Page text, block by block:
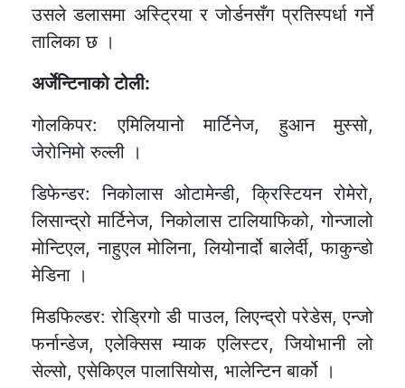
उसले डलासमा अस्ट्रिया र जोर्डनसँग प्रतिस्पर्धा गर्ने
तालिका छ ।
अर्जेन्टिनाको टोली:
गोलकिपर: एमिलियानो मार्टिनेज, हुआन मुस्सो,
जेरोनिमो रुल्ली ।
डिफेन्डर: निकोलास ओटामेन्डी, क्रिस्टियन रोमेरो,
लिसान्द्रो मार्टिनेज, निकोलास टालियाफिको, गोन्जालो
मोन्टिएल, नाहुएल मोलिना, लियोनार्दो बालेर्दी, फाकुन्डो
मेडिना ।
मिडफिल्डर: रोड्रिगो डी पाउल, लिएन्द्रो परेडेस, एन्जो
फर्नान्डेज, एलेक्सिस म्याक एलिस्टर, जियोभानी लो
सेल्सो, एसेकिएल पालासियोस, भालेन्टिन बार्को ।